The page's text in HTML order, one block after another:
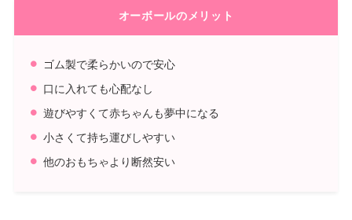
オーボールのメリット
ゴム製で柔らかいので安心
口に入れても心配なし
遊びやすくて赤ちゃんも夢中になる
小さくて持ち運びしやすい
他のおもちゃより断然安い